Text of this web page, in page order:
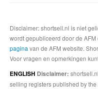
Disclaimer: shortsell.nl is niet
wordt gepubliceerd door de
pagina van de AFM website.
Voor vragen en opmerkingen
ENGLISH Disclaimer:
selling registers published by